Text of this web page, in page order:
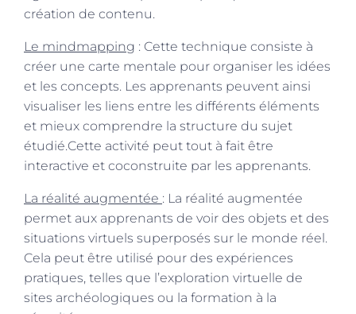
création de contenu.
Le mindmapping : Cette technique consiste à
créer une carte mentale pour organiser les idées
et les concepts. Les apprenants peuvent ainsi
visualiser les liens entre les différents éléments
et mieux comprendre la structure du sujet
étudié.Cette activité peut tout à fait être
interactive et coconstruite par les apprenants.
La réalité augmentée : La réalité augmentée
permet aux apprenants de voir des objets et des
situations virtuels superposés sur le monde réel.
Cela peut être utilisé pour des expériences
pratiques, telles que l’exploration virtuelle de
sites archéologiques ou la formation à la